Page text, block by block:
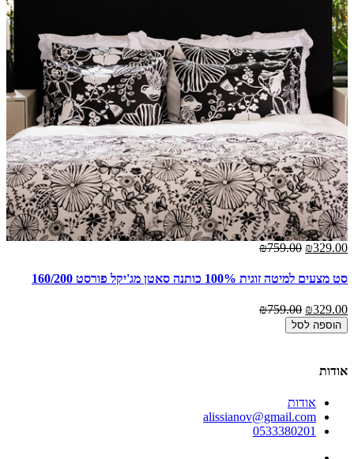
₪329.00
₪759.00
סט מצעים למיטה זוגית 100% כותנה סאטן מג'יקל פורסט 160/200
₪329.00
₪759.00
הוספה לסל
אודות
אודות
alissianov@gmail.com
0533380201